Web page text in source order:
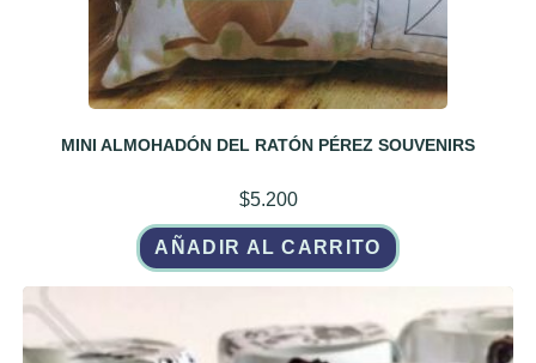
MINI ALMOHADÓN DEL RATÓN PÉREZ SOUVENIRS
$5.200
AÑADIR AL CARRITO